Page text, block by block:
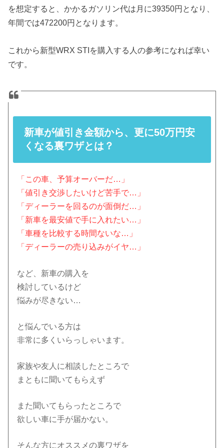
を想定すると、かかるガソリン代は月に39350円となり、
年間では472200円となります。
これから新型WRX STIを購入する人の参考になれば幸い
です。
新車が値引き金額から、更に50万円安
くなる裏ワザとは？
「この車、予算オーバーだ…」
「値引き交渉したいけど苦手で…」
「ディーラーを回るのが面倒だ…」
「新車を最安値で手に入れたい…」
「車種を比較する時間ないな…」
「ディーラーの売り込みがイヤ…」
など、新車の購入を
検討しているけど
悩みが尽きない…
と悩んでいる方は
非常に多くいらっしゃいます。
家族や友人に相談したところで
まともに聞いてもらえず
また聞いてもらったところで
欲しい車に手が届かない。
そんな方にオススメの裏ワザを